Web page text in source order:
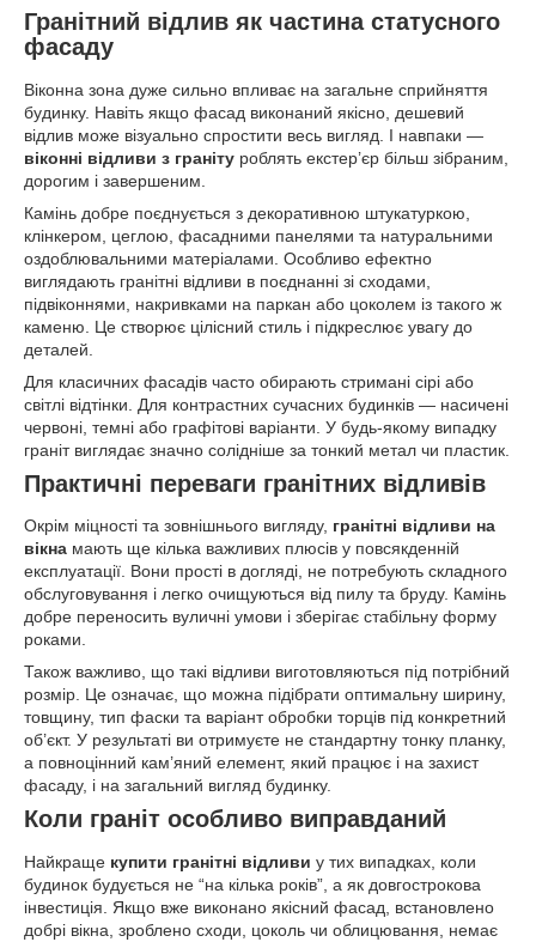
Гранітний відлив як частина статусного
фасаду
Віконна зона дуже сильно впливає на загальне сприйняття
будинку. Навіть якщо фасад виконаний якісно, дешевий
відлив може візуально спростити весь вигляд. І навпаки —
віконні відливи з граніту роблять екстер’єр більш зібраним,
дорогим і завершеним.
Камінь добре поєднується з декоративною штукатуркою,
клінкером, цеглою, фасадними панелями та натуральними
оздоблювальними матеріалами. Особливо ефектно
виглядають гранітні відливи в поєднанні зі сходами,
підвіконнями, накривками на паркан або цоколем із такого ж
каменю. Це створює цілісний стиль і підкреслює увагу до
деталей.
Для класичних фасадів часто обирають стримані сірі або
світлі відтінки. Для контрастних сучасних будинків — насичені
червоні, темні або графітові варіанти. У будь-якому випадку
граніт виглядає значно солідніше за тонкий метал чи пластик.
Практичні переваги гранітних відливів
Окрім міцності та зовнішнього вигляду, гранітні відливи на
вікна мають ще кілька важливих плюсів у повсякденній
експлуатації. Вони прості в догляді, не потребують складного
обслуговування і легко очищуються від пилу та бруду. Камінь
добре переносить вуличні умови і зберігає стабільну форму
роками.
Також важливо, що такі відливи виготовляються під потрібний
розмір. Це означає, що можна підібрати оптимальну ширину,
товщину, тип фаски та варіант обробки торців під конкретний
об’єкт. У результаті ви отримуєте не стандартну тонку планку,
а повноцінний кам’яний елемент, який працює і на захист
фасаду, і на загальний вигляд будинку.
Коли граніт особливо виправданий
Найкраще купити гранітні відливи у тих випадках, коли
будинок будується не “на кілька років”, а як довгострокова
інвестиція. Якщо вже виконано якісний фасад, встановлено
добрі вікна, зроблено сходи, цоколь чи облицювання, немає